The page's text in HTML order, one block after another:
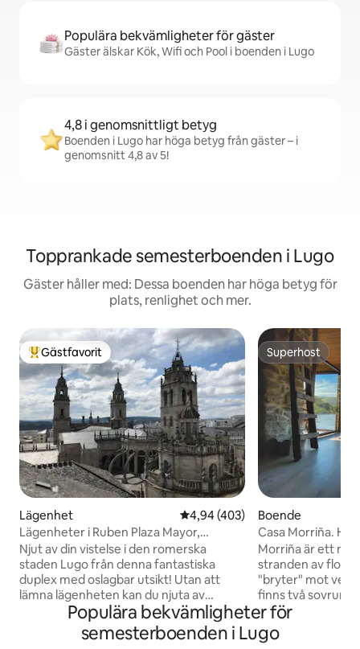
Populära bekvämligheter för gäster
Gäster älskar Kök, Wifi och Pool i boenden i Lugo
4,8 i genomsnittligt betyg
Boenden i Lugo har höga betyg från gäster – i
genomsnitt 4,8 av 5!
Topprankade semesterboenden i Lugo
Gäster håller med: Dessa boenden har höga betyg för
plats, renlighet och mer.
Populär gästfavorit
Gästfavorit
Lägenhet 4,94 av 5 i genomsnittligt
4,94 (403)
Lägenheter i Ruben Plaza Mayor,
Lägenhet ...
Njut av din vistelse i den romerska
staden Lugo från denna fantastiska
duplex med oslagbar utsikt! Utan att
lämna lägenheten kan du njuta av
huvudtorget och katedralen. Inne i
duplexen kommer du att ha allt du
behöver för en spektakulär vistelse.
Superhost
Superhost
Boende
Casa Morriña.
Sacra
Morriña är ett
stranden av
"bryter" mot
finns två sovrum
ett med eget
vardagsrum med
veranda med
Populära bekvämligheter för
semesterboenden i Lugo